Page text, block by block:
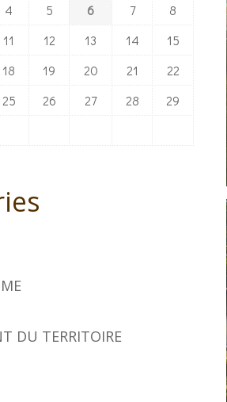
4 5 6 7
8
11 12 13 14
15
18 19 20 21
22
25 26 27 28
29
DU TERRITOIRE